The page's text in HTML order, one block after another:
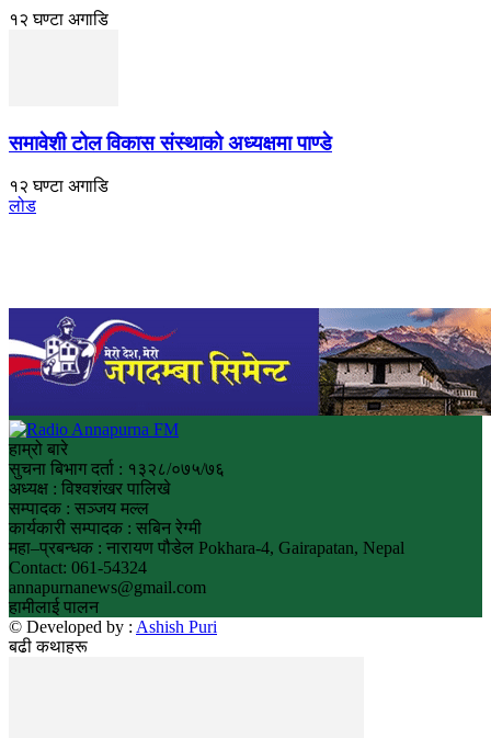
१२ घण्टा अगाडि
समावेशी टोल विकास संस्थाको अध्यक्षमा पाण्डे
१२ घण्टा अगाडि
लोड
हाम्रो बारे
सुचना बिभाग दर्ता : १३२८/०७५/७६
अध्यक्ष : विश्वशंखर पालिखे
सम्पादक : सञ्जय मल्ल
कार्यकारी सम्पादक : सबिन रेग्मी
महा–प्रबन्धक : नारायण पौडेल Pokhara-4, Gairapatan, Nepal
Contact: 061-54324
annapurnanews@gmail.com
हामीलाई पालन
© Developed by : Ashish Puri
बढी कथाहरू